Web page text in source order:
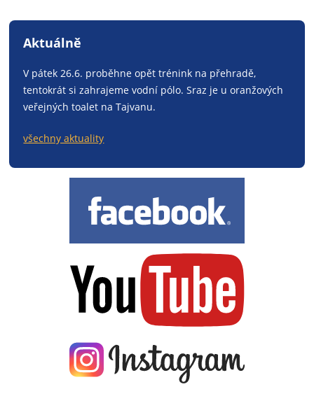
Aktuálně
V pátek 26.6. proběhne opět trénink na přehradě,
tentokrát si zahrajeme vodní pólo. Sraz je u oranžových
veřejných toalet na Tajvanu.
všechny aktuality